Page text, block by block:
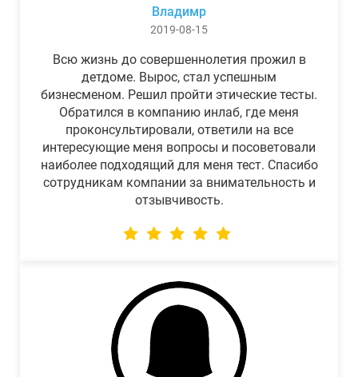
Владимр
2019-08-15
Всю жизнь до совершеннолетия прожил в
детдоме. Вырос, стал успешным
бизнесменом. Решил пройти этические тесты.
Обратился в компанию инлаб, где меня
проконсультировали, ответили на все
интересующие меня вопросы и посоветовали
наиболее подходящий для меня тест. Спасибо
сотрудникам компании за внимательность и
отзывчивость.